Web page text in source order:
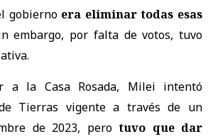
gobierno era eliminar todas esas
embargo, por falta de votos, tuvo
a la Casa Rosada, Milei intentó
Tierras vigente a través de un
de 2023, pero tuvo que dar